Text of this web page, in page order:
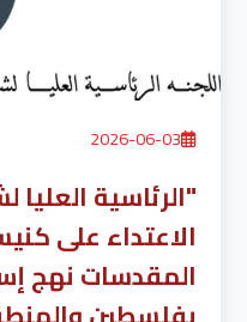
2026-06-03
"الرئاسية
الاعتداء على
المقدسات نهج